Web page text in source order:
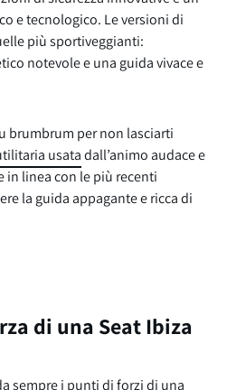
e tecnologico. Le versioni di
più sportiveggianti:
notevole e una guida vivace e
brumbrum per non lasciarti
usatadall’animo audace e
linea con le più recenti
la guida appagante e ricca di
di una Seat Ibiza
sempre i punti di forzi di una